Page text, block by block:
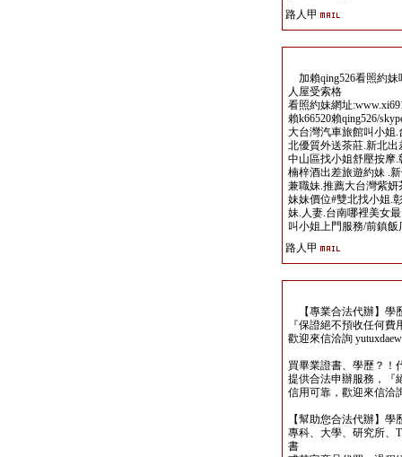
路人甲
加賴qing526看照約妹
人屋受索格
看照約妹網址
賴k66520賴qing526/
大台灣汽車旅館叫小姐
北優質外送茶莊.新北出
中山區找小姐舒壓按摩
楠梓酒出差旅遊約妹 .
兼職妹.推薦大台灣紫
妹妹價位#雙北找小姐.
妹.人妻.台南哪裡美女
叫小姐上門服務/前鎮飯
路人甲
【專業合法代辦】學
『保證絕不預收任何
歡迎來信洽詢
買畢業證書、學歷？！
提供合法申辦服務，『
信用可靠，歡迎來信洽
【幫助您合法代辦】
專科、大學、研究所、
書